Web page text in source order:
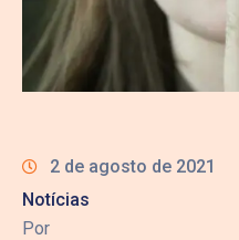
2 de agosto de 2021
Notícias
Por